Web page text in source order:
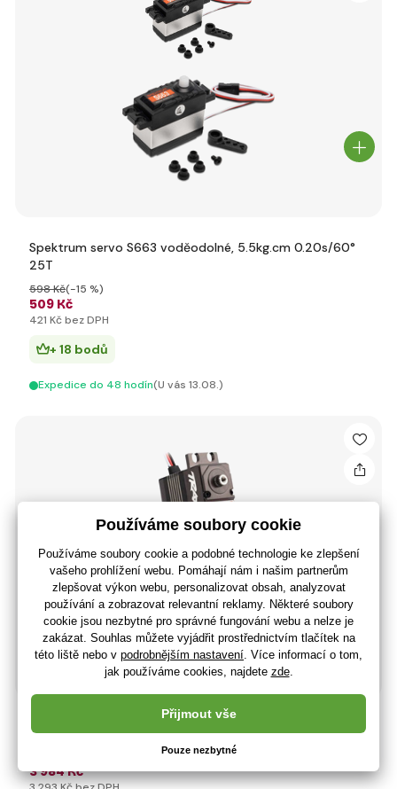
Spektrum servo S663 voděodolné, 5.5kg.cm 0.20s/60°
25T
509 Kč
598 Kč(-15 %)
421 Kč bez DPH
+ 18 bodů
Expedice do 48 hodín(U vás 13.08.)
Traxxas servo 2280 BL MG voděodolné 50kg.cm
3 984 Kč